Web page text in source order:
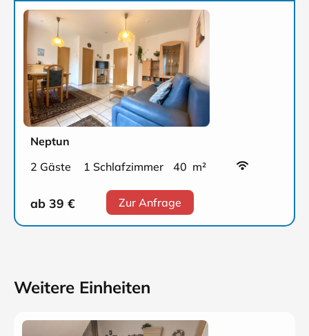
Neptun
2 Gäste
1 Schlafzimmer 40 m²
ab 39 € Zur Anfrage
Weitere Einheiten